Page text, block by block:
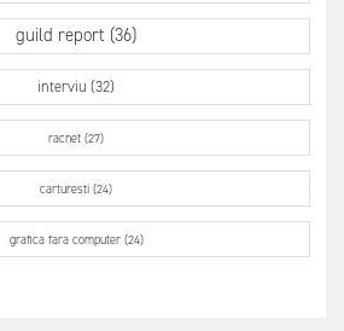
guild report (36)
interviu (32)
racnet (27)
carturesti (24)
grafica fara computer (24)